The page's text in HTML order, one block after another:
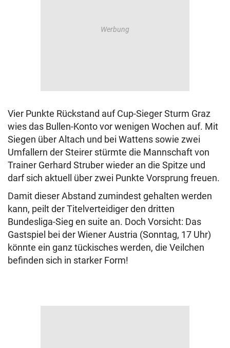
Vier Punkte Rückstand auf Cup-Sieger Sturm Graz
wies das Bullen-Konto vor wenigen Wochen auf. Mit
Siegen über Altach und bei Wattens sowie zwei
Umfallern der Steirer stürmte die Mannschaft von
Trainer Gerhard Struber wieder an die Spitze und
darf sich aktuell über zwei Punkte Vorsprung freuen.
Damit dieser Abstand zumindest gehalten werden
kann, peilt der Titelverteidiger den dritten
Bundesliga-Sieg en suite an. Doch Vorsicht: Das
Gastspiel bei der Wiener Austria (Sonntag, 17 Uhr)
könnte ein ganz tückisches werden, die Veilchen
befinden sich in starker Form!